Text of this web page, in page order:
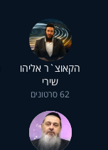
הקאוצ`ר אליהו
שירי
62 סרטונים